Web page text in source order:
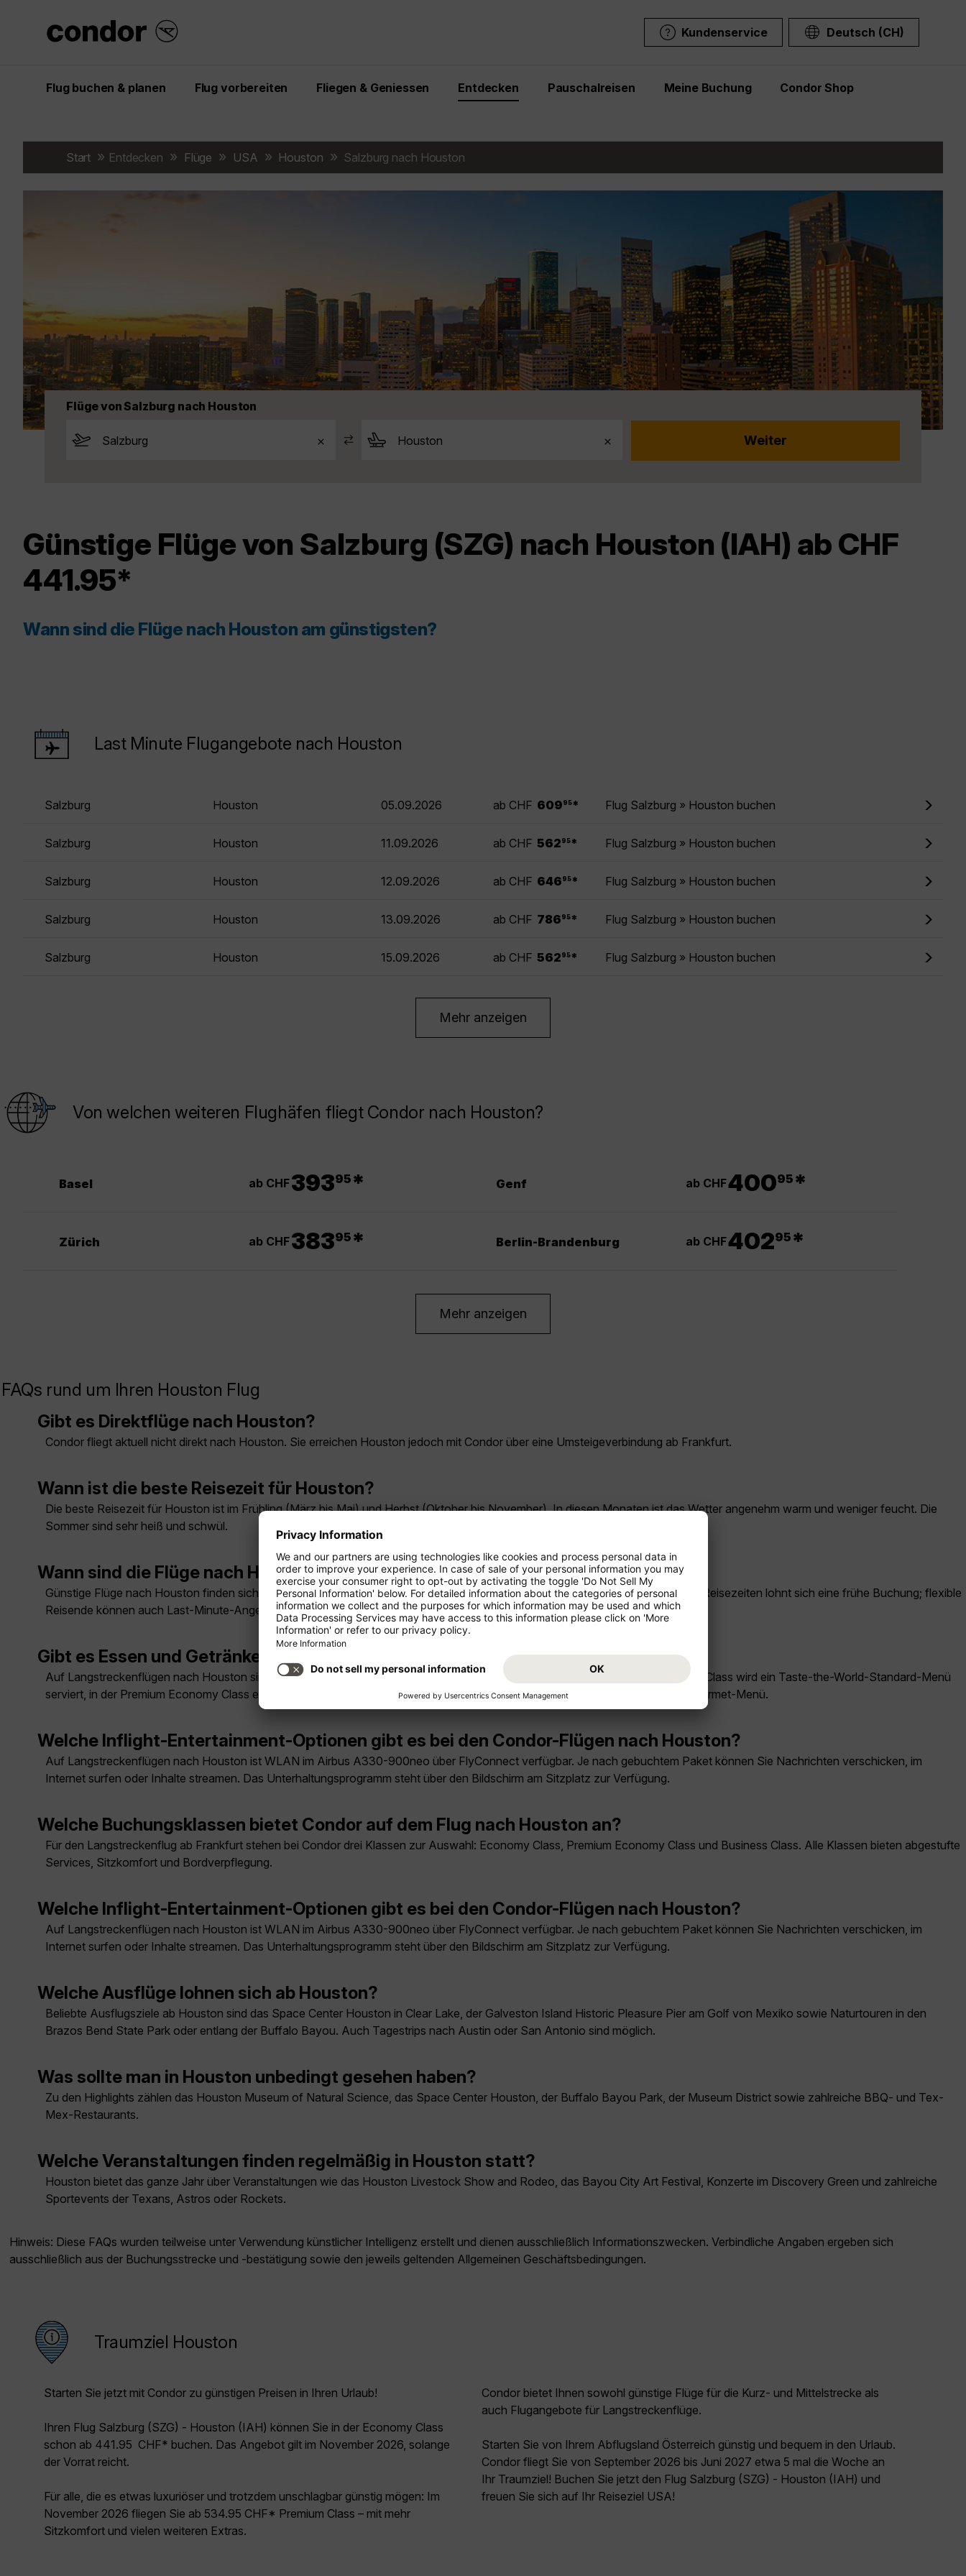
Kundenservice Deutsch (CH)
Flug buchen & planen Flug vorbereiten Fliegen & Geniessen Entdecken Pauschalreisen Meine Buchung Condor Shop
Start Entdecken Flüge USA Houston Salzburg nach Houston
Flüge von Salzburg nach Houston
Günstige Flüge von Salzburg (SZG) nach Houston (IAH) ab CHF
441.95*
Wann sind die Flüge nach Houston am günstigsten?
Last Minute Flugangebote nach Houston
Salzburg Houston 05.09.2026 ab CHF 609 95 * Flug Salzburg » Houston buchen
Salzburg Houston 11.09.2026 ab CHF 562 95 * Flug Salzburg » Houston buchen
Salzburg Houston 12.09.2026 ab CHF 646 95 * Flug Salzburg » Houston buchen
Salzburg Houston 13.09.2026 ab CHF 786 95 * Flug Salzburg » Houston buchen
Salzburg Houston 15.09.2026 ab CHF 562 95 * Flug Salzburg » Houston buchen
Mehr anzeigen
Von welchen weiteren Flughäfen fliegt Condor nach Houston?
Basel ab CHF39395 * Genf ab CHF40095 *
Zürich ab CHF38395 * Berlin-Brandenburg ab CHF40295 *
Mehr anzeigen
FAQs rund um Ihren Houston Flug
Gibt es Direktflüge nach Houston?
Condor fliegt aktuell nicht direkt nach Houston. Sie erreichen Houston jedoch mit Condor über eine Umsteigeverbindung ab Frankfurt.
Wann ist die beste Reisezeit für Houston?
Die beste Reisezeit für Houston ist im Frühling (März bis Mai) und Herbst (Oktober bis November). In diesen Monaten ist das Wetter angenehm warm und weniger feucht. Die
Sommer sind sehr heiß und schwül.
Wann sind die Flüge nach Houston am günstigsten?
Günstige Flüge nach Houston finden sich meist außerhalb der Ferienzeiten und bei flexiblen Reisedaten. Für stark nachgefragte Reisezeiten lohnt sich eine frühe Buchung; flexible
Reisende können auch Last-Minute-Angebote prüfen.
Gibt es Essen und Getränke auf dem Condor-Flug nach Houston?
Auf Langstreckenflügen nach Houston sind Mahlzeiten und Getränke je nach gebuchter Reiseklasse enthalten. In der Economy Class wird ein Taste-the-World-Standard-Menü
serviert, in der Premium Economy Class ein Taste-the-World-Premium-Menü und in der Business Class ein Taste-the-World-Gourmet-Menü.
Welche Inflight-Entertainment-Optionen gibt es bei den Condor-Flügen nach Houston?
Auf Langstreckenflügen nach Houston ist WLAN im Airbus A330-900neo über FlyConnect verfügbar. Je nach gebuchtem Paket können Sie Nachrichten verschicken, im
Internet surfen oder Inhalte streamen. Das Unterhaltungsprogramm steht über den Bildschirm am Sitzplatz zur Verfügung.
Welche Buchungsklassen bietet Condor auf dem Flug nach Houston an?
Für den Langstreckenflug ab Frankfurt stehen bei Condor drei Klassen zur Auswahl: Economy Class, Premium Economy Class und Business Class. Alle Klassen bieten abgestufte
Services, Sitzkomfort und Bordverpflegung.
Welche Inflight-Entertainment-Optionen gibt es bei den Condor-Flügen nach Houston?
Auf Langstreckenflügen nach Houston ist WLAN im Airbus A330-900neo über FlyConnect verfügbar. Je nach gebuchtem Paket können Sie Nachrichten verschicken, im
Internet surfen oder Inhalte streamen. Das Unterhaltungsprogramm steht über den Bildschirm am Sitzplatz zur Verfügung.
Welche Ausflüge lohnen sich ab Houston?
Beliebte Ausflugsziele ab Houston sind das Space Center Houston in Clear Lake, der Galveston Island Historic Pleasure Pier am Golf von Mexiko sowie Naturtouren in den
Brazos Bend State Park oder entlang der Buffalo Bayou. Auch Tagestrips nach Austin oder San Antonio sind möglich.
Was sollte man in Houston unbedingt gesehen haben?
Zu den Highlights zählen das Houston Museum of Natural Science, das Space Center Houston, der Buffalo Bayou Park, der Museum District sowie zahlreiche BBQ- und Tex-
Mex-Restaurants.
Welche Veranstaltungen finden regelmäßig in Houston statt?
Houston bietet das ganze Jahr über Veranstaltungen wie das Houston Livestock Show and Rodeo, das Bayou City Art Festival, Konzerte im Discovery Green und zahlreiche
Sportevents der Texans, Astros oder Rockets.
Hinweis: Diese FAQs wurden teilweise unter Verwendung künstlicher Intelligenz erstellt und dienen ausschließlich Informationszwecken. Verbindliche Angaben ergeben sich
ausschließlich aus der Buchungsstrecke und -bestätigung sowie den jeweils geltenden Allgemeinen Geschäftsbedingungen.
Traumziel Houston
Starten Sie jetzt mit Condor zu günstigen Preisen in Ihren Urlaub!
Ihren Flug Salzburg (SZG) - Houston (IAH) können Sie in der Economy Class
schon ab 441.95 CHF* buchen. Das Angebot gilt im November 2026, solange
der Vorrat reicht.
Für alle, die es etwas luxuriöser und trotzdem unschlagbar günstig mögen: Im
November 2026 fliegen Sie ab 534.95 CHF* Premium Class – mit mehr
Sitzkomfort und vielen weiteren Extras.
Condor bietet Ihnen sowohl günstige Flüge für die Kurz- und Mittelstrecke als
auch Flugangebote für Langstreckenflüge.
Starten Sie von Ihrem Abflugsland Österreich günstig und bequem in den Urlaub.
Condor fliegt Sie von September 2026 bis Juni 2027 etwa 5 mal die Woche an
Ihr Traumziel! Buchen Sie jetzt den Flug Salzburg (SZG) - Houston (IAH) und
freuen Sie sich auf Ihr Reiseziel USA!